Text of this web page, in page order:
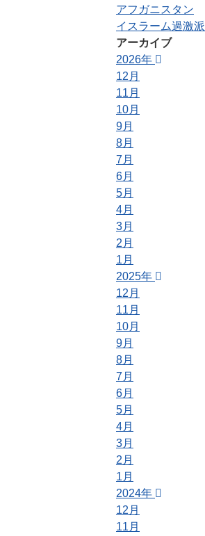
アフガニスタン
イスラーム過激派
アーカイブ
2026年
12月
11月
10月
9月
8月
7月
6月
5月
4月
3月
2月
1月
2025年
12月
11月
10月
9月
8月
7月
6月
5月
4月
3月
2月
1月
2024年
12月
11月